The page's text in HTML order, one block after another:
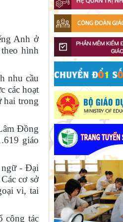
Anh ở
hình
nhu cầu
các hoạt
hai trong
Đồng
giáo
ngữ - Đại
cơ sở
vi, tai
công tác
Khát khao thay đổi cuộc sống
bằng con đường
Ban Văn hóa - Xã hội HĐND tỉnh
Lâm Đồng khảo
chính sách giáo dục
Đánh giá tình hình triển khai sắp
xếp, tổ chức cơ
lập tại các địa
Phó Chủ tịch UBND tỉnh Lâm
Đồng Nguyễn Minh
độ Dự án Trường
Hương
Lâm Đồng chủ động ứng phó
nguy cơ thiếu nước
Chính phủ ban hành Nghị quyết
quy định cơ cấu,
sách đối với đội
sự hỗ trợ giáo dục
sở giáo dục công lập
Đồng đẩy mạnh
chính gắn với áp
9001:2015
Sáng đèn công trường để kịp
năm học mới
Khởi đầu định hướng nghề
nghiệp